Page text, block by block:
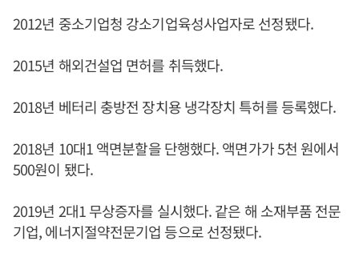
2012년 중소기업청 강소기업육성사업자로 선정됐다.
2015년 해외건설업 면허를 취득했다.
2018년 베터리 충방전 장치용 냉각장치 특허를 등록했다.
2018년 10대1 액면분할을 단행했다. 액면가가 5천 원에서
500원이 됐다.
2019년 2대1 무상증자를 실시했다. 같은 해 소재부품 전문
기업, 에너지절약전문기업 등으로 선정됐다.